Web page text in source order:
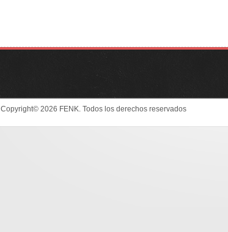
Copyright© 2026 FENK. Todos los derechos reservados